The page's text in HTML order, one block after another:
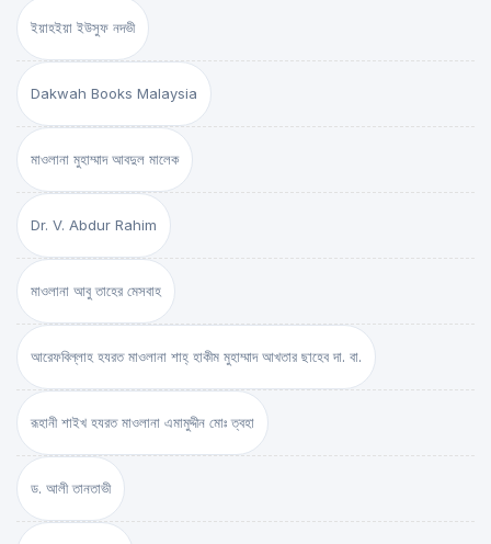
ইয়াহইয়া ইউসুফ নদভী
Dakwah Books Malaysia
মাওলানা মুহাম্মাদ আবদুল মালেক
Dr. V. Abdur Rahim
মাওলানা আবু তাহের মেসবাহ
আরেফবিল্লাহ হযরত মাওলানা শাহ্ হাকীম মুহাম্মাদ আখতার ছাহেব দা. বা.
রূহানী শাইখ হযরত মাওলানা এমামুদ্দীন মোঃ ত্বহা
ড. আলী তানতাভী